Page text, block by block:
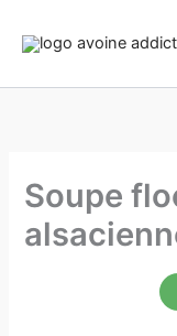
Soupe